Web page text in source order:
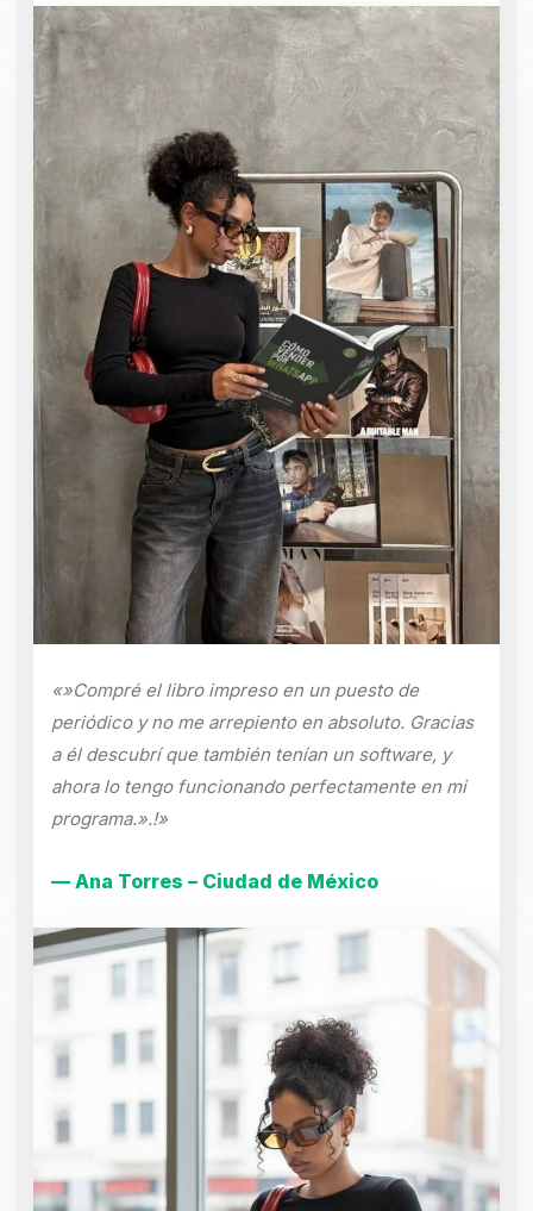
«»Compré el libro impreso en un puesto de
periódico y no me arrepiento en absoluto. Gracias
a él descubrí que también tenían un software, y
ahora lo tengo funcionando perfectamente en mi
programa.».!»
— Ana Torres – Ciudad de México